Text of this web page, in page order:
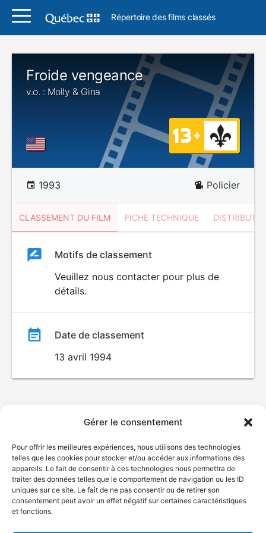
Gérer le consentement
Pour offrir les meilleures expériences, nous utilisons des technologies
telles que les cookies pour stocker et/ou accéder aux informations des
appareils. Le fait de consentir à ces technologies nous permettra de
traiter des données telles que le comportement de navigation ou les ID
uniques sur ce site. Le fait de ne pas consentir ou de retirer son
consentement peut avoir un effet négatif sur certaines caractéristiques
et fonctions.
Répertoire des films classés
Froide vengeance
v.o. : Molly & Gina
1993 Policier
CLASSEMENT DU FILM FICHE TECHNIQUE
ClassementClassement
Motifs de classement
Veuillez nous contacter pour plus de
détails.
Date de classement
13 avril 1994